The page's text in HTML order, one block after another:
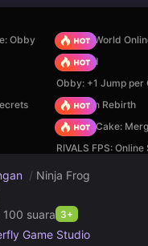
Obby
TB World
Obby: +1 Jump per
Stickman Rebirth
Piece of Cake:
RIVALS FPS:
/ Ninja Frog
100 suara 3+
Game Studio